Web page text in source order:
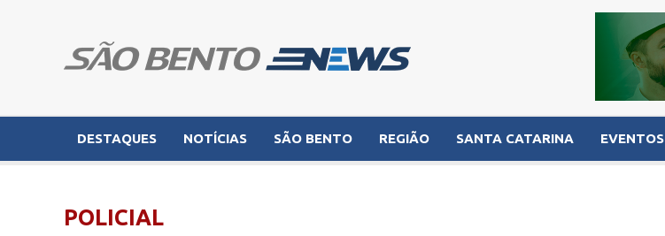
DESTAQUES NOTÍCIAS SÃO BENTO REGIÃO SANTA CATARINA EVENTOS
POLICIAL